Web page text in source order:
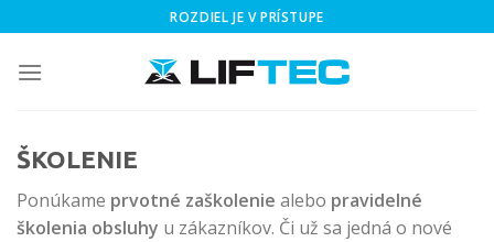
to
content
ROZDIEL JE V PRÍSTUPE
ŠKOLENIE
Ponúkame prvotné zaškolenie alebo pravidelné
školenia obsluhy u zákazníkov. Či už sa jedná o nové